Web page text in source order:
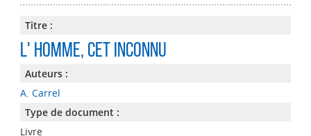
Titre :
L' HOMME, CET INCONNU
Auteurs :
A. Carrel
Type de document :
Livre